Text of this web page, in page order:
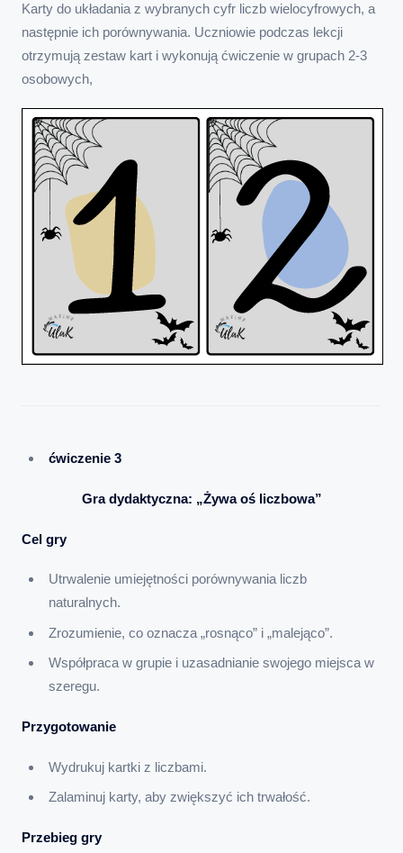
Karty do układania z wybranych cyfr liczb wielocyfrowych, a
następnie ich porównywania. Uczniowie podczas lekcji
otrzymują zestaw kart i wykonują ćwiczenie w grupach 2-3
osobowych,
ćwiczenie 3
Gra dydaktyczna: „Żywa oś liczbowa”
Cel gry
Utrwalenie umiejętności porównywania liczb
naturalnych.
Zrozumienie, co oznacza „rosnąco” i „malejąco”.
Współpraca w grupie i uzasadnianie swojego miejsca w
szeregu.
Przygotowanie
Wydrukuj kartki z liczbami.
Zalaminuj karty, aby zwiększyć ich trwałość.
Przebieg gry